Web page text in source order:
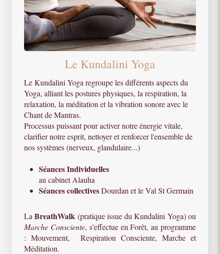
Le Kundalini Yoga
Le Kundalini Yoga regroupe les différents aspects du
Yoga, alliant les postures physiques, la respiration, la
relaxation, la méditation et la vibration sonore avec le
Chant de Mantras.
Processus puissant pour activer notre énergie vitale,
clarifier notre esprit, nettoyer et renforcer l'ensemble de
nos systèmes (nerveux, glandulaire...)
Séances Individuelles
au cabinet Alauha
Séances collectivesDourdan et le Val St Germain
LaBreathWalk (pratique issue du Kundalini Yoga) ou
Marche Consciente, s'effectue en Forêt, au programme
: Mouvement, Respiration Consciente, Marche et
Méditation.